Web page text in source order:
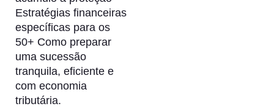
Estratégias financeiras
específicas para os
50+ Como preparar
uma sucessão
tranquila, eficiente e
com economia
tributária.